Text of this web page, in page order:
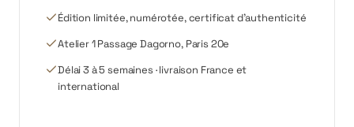
Édition limitée, numérotée, certificat d'authenticité
Atelier 1 Passage Dagorno, Paris 20e
Délai 3 à 5 semaines · livraison France et
international